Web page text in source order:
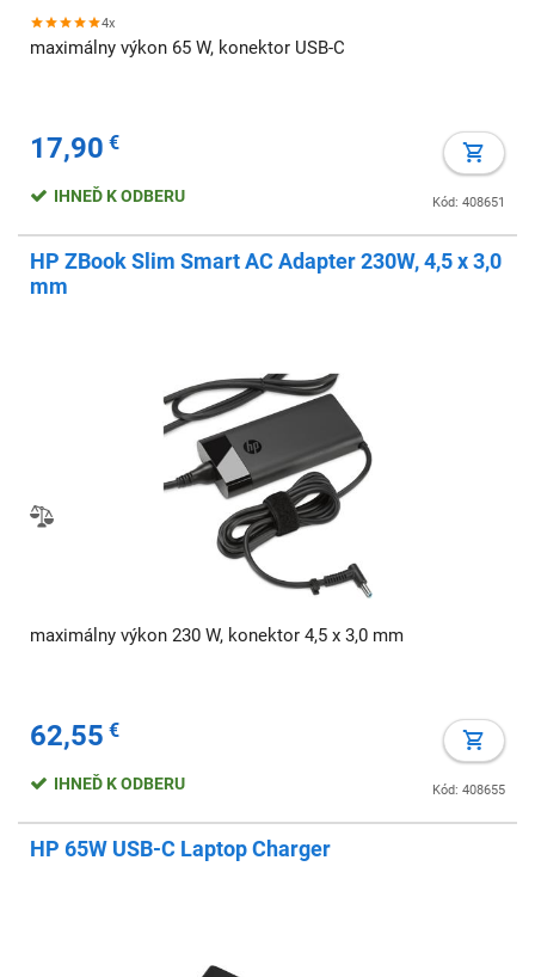
4x
maximálny výkon 65 W, konektor USB-C
17,90 €
Kód: 408651
IHNEĎ K ODBERU
HP ZBook Slim Smart AC Adapter 230W, 4,5 x 3,0
mm
maximálny výkon 230 W, konektor 4,5 x 3,0 mm
62,55 €
Kód: 408655
IHNEĎ K ODBERU
HP 65W USB-C Laptop Charger